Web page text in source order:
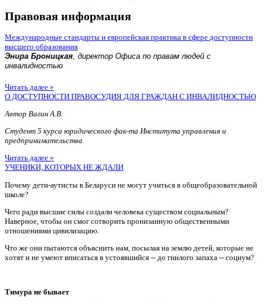
Правовая информация
Международные стандарты и европейская практика в сфере доступности
высшего образования
Энира Броницкая, директор Офиса по правам людей с
инвалидностью
Читать далее »
О ДОСТУПНОСТИ ПРАВОСУДИЯ ДЛЯ ГРАЖДАН С ИНВАЛИДНОСТЬЮ
Автор Вагин А.В.
Студент 5 курса юридического фак-та Института управления и
предпринимательства
Читать далее »
УЧЕНИКИ, КОТОРЫХ НЕ ЖДАЛИ
Почему дети-аутисты в Беларуси не могут учиться в общеобразовательной
школе?
Чего ради высшие силы создали человека существом социальным?
Наверное, чтобы он смог сотворить пронизанную общественными
отношениями цивилизацию.
Что же они пытаются объяснить нам, посылая на землю детей, которые не
хотят и не умеют вписаться в устоявшийся -- до гнилого запаха -- социум?
Тимура не бывает